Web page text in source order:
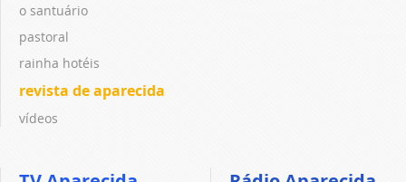
o santuário
pastoral
rainha hotéis
revista de aparecida
vídeos